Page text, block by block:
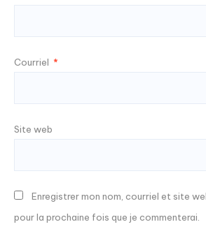
Courriel *
Site web
Enregistrer mon nom, courriel et site
pour la prochaine fois que je commenterai.